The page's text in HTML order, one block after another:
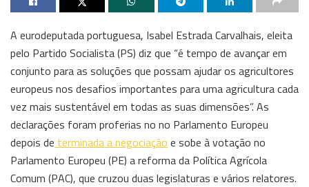
A eurodeputada portuguesa, Isabel Estrada Carvalhais, eleita
pelo Partido Socialista (PS) diz que “é tempo de avançar em
conjunto para as soluções que possam ajudar os agricultores
europeus nos desafios importantes para uma agricultura cada
vez mais sustentável em todas as suas dimensões”. As
declarações foram proferias no no Parlamento Europeu
depois de terminada a negociação e sobe à votação no
Parlamento Europeu (PE) a reforma da Política Agrícola
Comum (PAC), que cruzou duas legislaturas e vários relatores.